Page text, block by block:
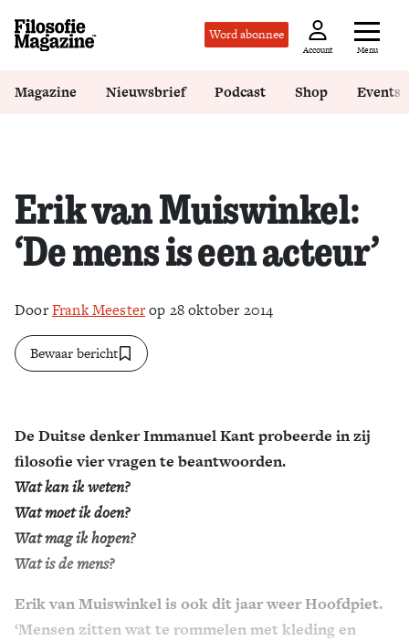
Word abonnee
Account Menu
Zoek
Magazine Nieuwsbrief Podcast Shop Events
Erik van Muiswinkel:
‘De mens is een acteur’
DoorFrank Meesterop 28 oktober 2014
Bewaar bericht
De Duitse denker Immanuel Kant probeerde in zij
filosofie vier vragen te beantwoorden.
Wat kan ik weten?
Wat moet ik doen?
Wat mag ik hopen?
Wat is de mens?
Erik van Muiswinkel is ook dit jaar weer Hoofdpiet.
‘Mensen zitten wat te rommelen met kleding en